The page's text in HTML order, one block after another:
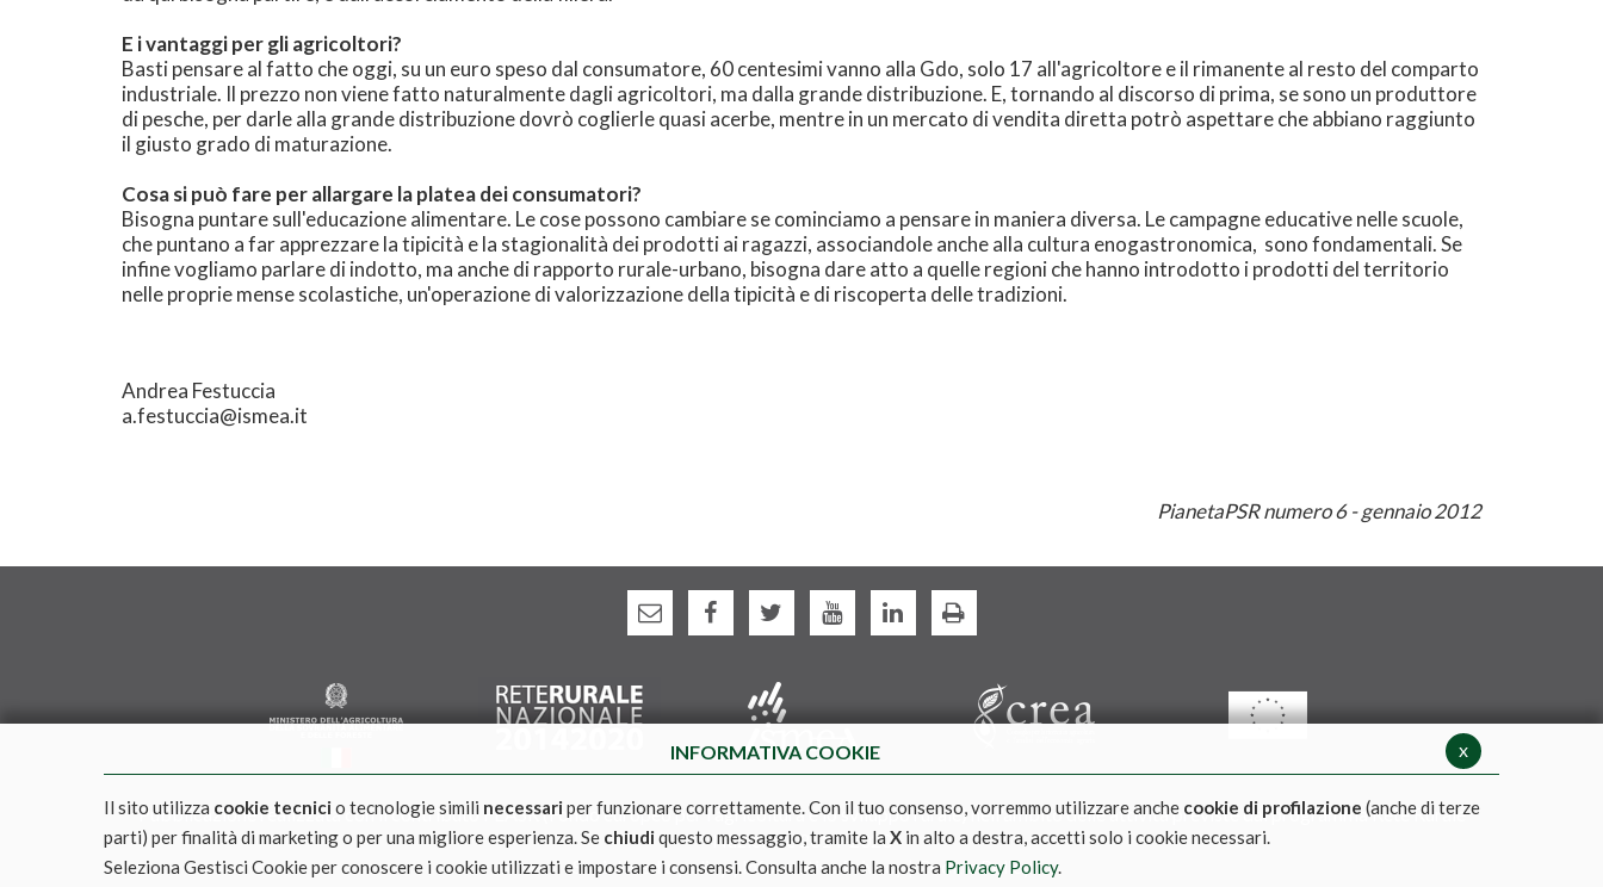
E i vantaggi per gli agricoltori?
Basti pensare al fatto che oggi, su un euro speso dal consumatore, 60 centesimi vanno alla Gdo, solo 17 all'agricoltore e il rimanente al resto del comparto
industriale. Il prezzo non viene fatto naturalmente dagli agricoltori, ma dalla grande distribuzione. E, tornando al discorso di prima, se sono un produttore
di pesche, per darle alla grande distribuzione dovrò coglierle quasi acerbe, mentre in un mercato di vendita diretta potrò aspettare che abbiano raggiunto
il giusto grado di maturazione.
Cosa si può fare per allargare la platea dei consumatori?
Bisogna puntare sull'educazione alimentare. Le cose possono cambiare se cominciamo a pensare in maniera diversa. Le campagne educative nelle scuole,
che puntano a far apprezzare la tipicità e la stagionalità dei prodotti ai ragazzi, associandole anche alla cultura enogastronomica, sono fondamentali. Se
infine vogliamo parlare di indotto, ma anche di rapporto rurale-urbano, bisogna dare atto a quelle regioni che hanno introdotto i prodotti del territorio
nelle proprie mense scolastiche, un'operazione di valorizzazione della tipicità e di riscoperta delle tradizioni.
Andrea Festuccia
a.festuccia@ismea.it
PianetaPSR numero 6 - gennaio 2012
Pubblicazione realizzata con il contributo FEASR (Fondo europeo per l'agricoltura e lo sviluppo rurale) nell'ambito delle attività previste dal programma Rete Rurale
Nazionale 2014-2020
Social media policy|Informativa Privacy|Cookie Policy
x
INFORMATIVA COOKIE
Il sito utilizza cookie tecnicio tecnologie simili necessariper funzionare correttamente. Con il tuo consenso, vorremmo utilizzare anche cookie di profilazione (anche di terze
parti) per finalità di marketing o per una migliore esperienza. Se chiudi questo messaggio, tramite laX in alto a destra, accetti solo i cookie necessari.
Seleziona Gestisci Cookie per conoscere i cookie utilizzati e impostare i consensi. Consulta anche la nostra Privacy Policy.